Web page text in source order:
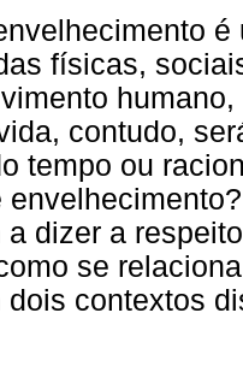
físicas,
contudo,
tempo ou
a dizer a
se
dois contextos